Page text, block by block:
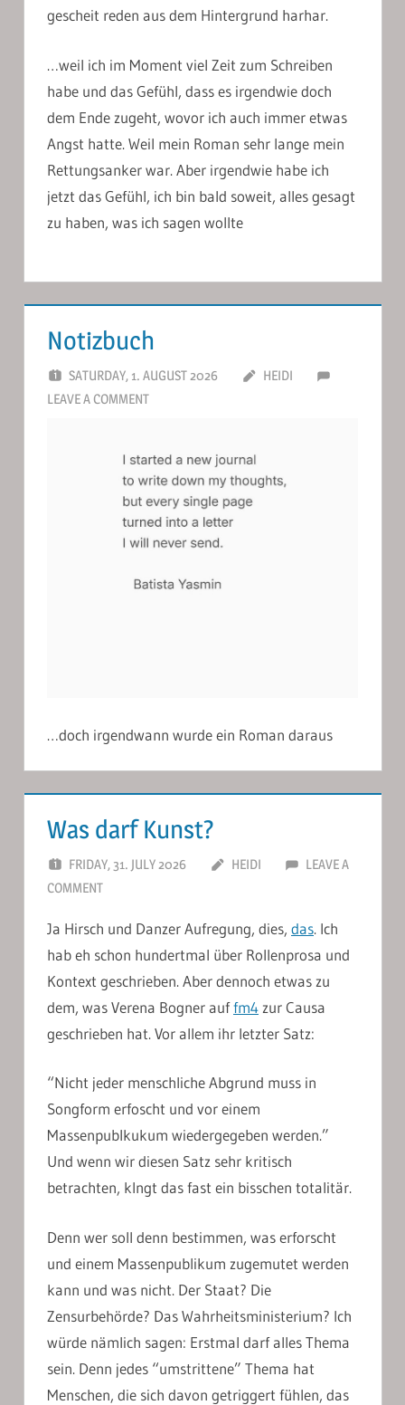
gescheit reden aus dem Hintergrund harhar.
…weil ich im Moment viel Zeit zum Schreiben
habe und das Gefühl, dass es irgendwie doch
dem Ende zugeht, wovor ich auch immer etwas
Angst hatte. Weil mein Roman sehr lange mein
Rettungsanker war. Aber irgendwie habe ich
jetzt das Gefühl, ich bin bald soweit, alles gesagt
zu haben, was ich sagen wollte
Notizbuch
SATURDAY, 1. AUGUST 2026
HEIDI
LEAVE A COMMENT
…doch irgendwann wurde ein Roman daraus
Was darf Kunst?
FRIDAY, 31. JULY 2026 HEIDI
LEAVE A
COMMENT
Ja Hirsch und Danzer Aufregung, dies, das. Ich
hab eh schon hundertmal über Rollenprosa und
Kontext geschrieben. Aber dennoch etwas zu
dem, was Verena Bogner auffm4 zur Causa
geschrieben hat. Vor allem ihr letzter Satz:
“Nicht jeder menschliche Abgrund muss in
Songform erfoscht und vor einem
Massenpublkukum wiedergegeben werden.”
Und wenn wir diesen Satz sehr kritisch
betrachten, klngt das fast ein bisschen totalitär.
Denn wer soll denn bestimmen, was erforscht
und einem Massenpublikum zugemutet werden
kann und was nicht. Der Staat? Die
Zensurbehörde? Das Wahrheitsministerium? Ich
würde nämlich sagen: Erstmal darf alles Thema
sein. Denn jedes “umstrittene” Thema hat
Menschen, die sich davon getriggert fühlen, das